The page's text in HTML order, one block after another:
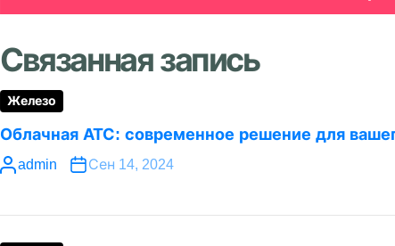
Связанная запись
Железо
Облачная АТС: современное решение для
admin Сен 14, 2024